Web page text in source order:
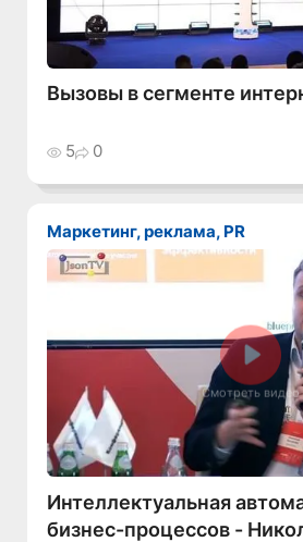
Вызовы в сегменте
5 0
Маркетинг, реклама, PR
Смотреть видео
Интеллектуальная
бизнес-процессов -